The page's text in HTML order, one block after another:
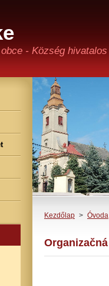
- Község
Kezdőlap > Óvoda